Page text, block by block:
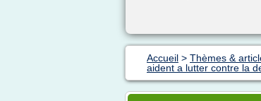
Accueil > Thèmes &
aident a lutter contre la